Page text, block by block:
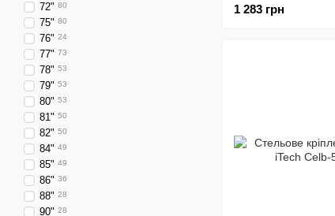
1 283 грн
72" 80
75" 80
76" 24
77" 73
78" 53
79" 53
80" 53
81" 50
82" 50
84" 49
85" 49
86" 36
88" 28
90" 28